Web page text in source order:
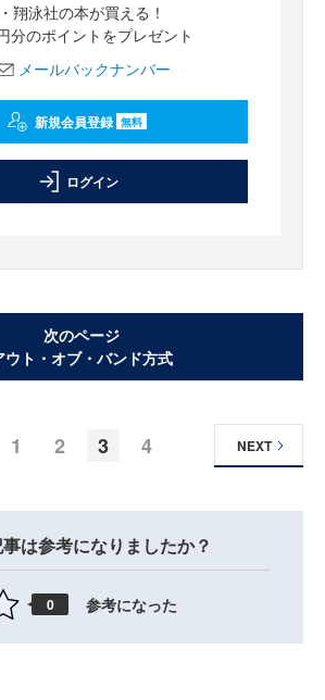
・翔泳社の本が買える！
分のポイントをプレゼント
メールバックナンバー
新規会員登録 無料
ログイン
次のページ
ウト・オブ・バンド方式
1 2 3 4 NEXT
は参考になりましたか？
0 参考になった